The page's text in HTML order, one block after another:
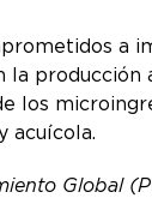
a
la producción
los
acuícola.
Global